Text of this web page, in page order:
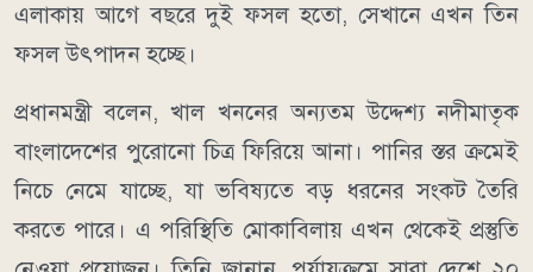
এলাকায় আগে বছরে দুই ফসল হতো, সেখানে এখন তিন
ফসল উৎপাদন হচ্ছে।
প্রধানমন্ত্রী বলেন, খাল খননের অন্যতম উদ্দেশ্য নদীমাতৃক
বাংলাদেশের পুরোনো চিত্র ফিরিয়ে আনা। পানির স্তর ক্রমেই
নিচে নেমে যাচ্ছে, যা ভবিষ্যতে বড় ধরনের সংকট তৈরি
করতে পারে। এ পরিস্থিতি মোকাবিলায় এখন থেকেই প্রস্তুতি